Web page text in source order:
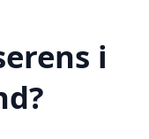
i